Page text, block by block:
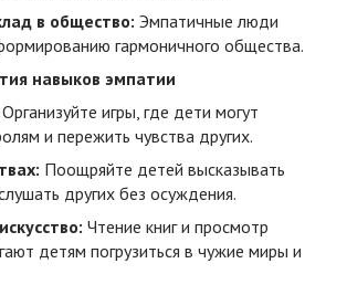
в общество: Эмпатичные люди
гармоничного общества.
навыков эмпатии
Организуйте игры, где дети могут
и пережить чувства других.
Поощряйте детей высказывать
других без осуждения.
Чтение книг и просмотр
детям погрузиться в чужие миры и